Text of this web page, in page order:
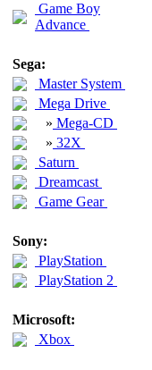
Game Boy
Advance
Sega:
Master System
Mega Drive
» Mega-CD
» 32X
Saturn
Dreamcast
Game Gear
Sony:
PlayStation
PlayStation 2
Microsoft:
Xbox